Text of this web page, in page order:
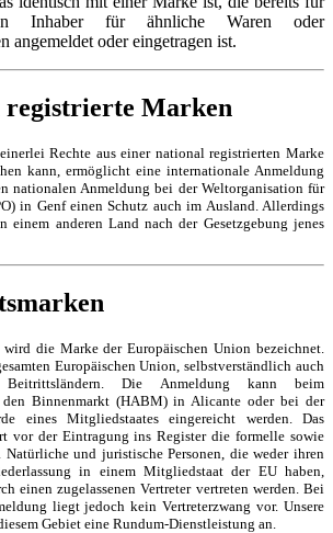
Inhaber für ähnliche Waren oder
angemeldet oder eingetragen ist.
Marken
Rechte aus einer national registrierten Marke
kann, ermöglicht eine internationale Anmeldung
nationalen Anmeldung bei der Weltorganisation für
in Genf einen Schutz auch im Ausland. Allerdings
einem anderen Land nach der Gesetzgebung jenes
wird die Marke der Europäischen Union bezeichnet.
Europäischen Union, selbstverständlich auch
Die Anmeldung kann beim
den Binnenmarkt (HABM) in Alicante oder bei der
eines Mitgliedstaates eingereicht werden. Das
vor der Eintragung ins Register die formelle sowie
und juristische Personen, die weder ihren
in einem Mitgliedstaat der EU haben,
einen zugelassenen Vertreter vertreten werden. Bei
liegt jedoch kein Vertreterzwang vor. Unsere
Gebiet eine Rundum-Dienstleistung an.